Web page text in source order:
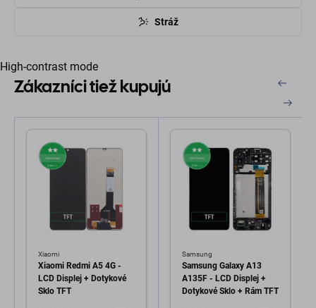
Stráž
High-contrast mode
Zákazníci tiež kupujú
Xiaomi
Xiaomi Redmi A5 4G -
LCD Displej + Dotykové
Sklo TFT
Samsung
Samsung Galaxy A13
A135F - LCD Displej +
Dotykové Sklo + Rám TFT